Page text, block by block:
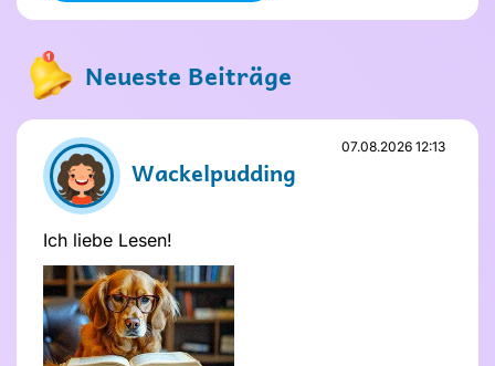
Neueste Beiträge
Wackelpudding
07.08.2026 12:13
Ich liebe Lesen!